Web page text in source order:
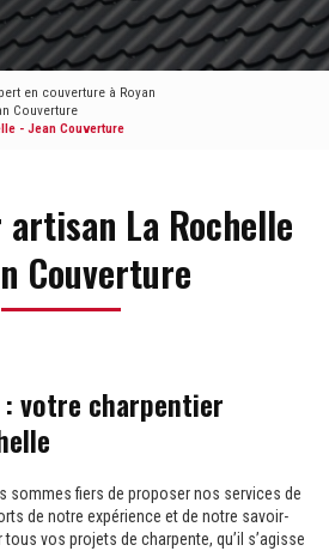
en couverture à Royan
Couverture
- Jean Couverture
La Rochelle
Couverture
votre charpentier
sommes fiers de proposer nos services de
de notre expérience et de notre savoir-
vos projets de charpente, qu’il s’agisse